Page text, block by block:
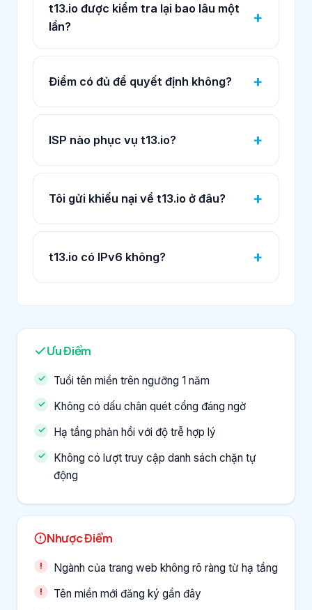
t13.io được kiểm tra lại bao lâu một
lần?
Điểm có đủ để quyết định không?
ISP nào phục vụ t13.io?
Tôi gửi khiếu nại về t13.io ở đâu?
t13.io có IPv6 không?
Ưu Điểm
Tuổi tên miền trên ngưỡng 1 năm
Không có dấu chân quét cổng đáng ngờ
Hạ tầng phản hồi với độ trễ hợp lý
Không có lượt truy cập danh sách chặn tự
động
Nhược Điểm
Ngành của trang web không rõ ràng từ hạ tầng
Tên miền mới đăng ký gần đây